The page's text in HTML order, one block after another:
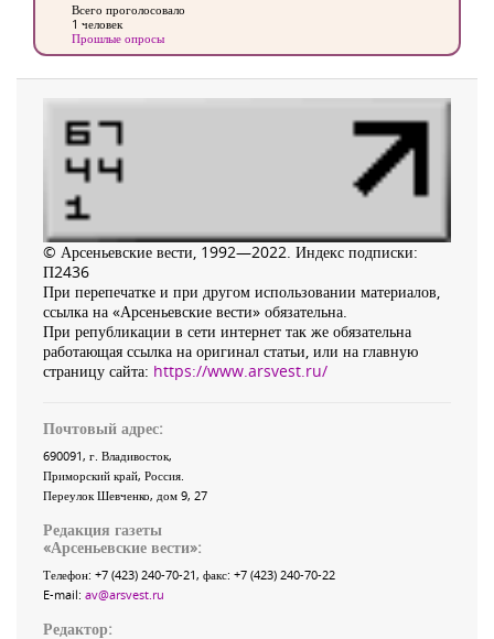
Всего проголосовало
1 человек
Прошлые опросы
© Арсеньевские вести, 1992—2022. Индекс подписки:
П2436
При перепечатке и при другом использовании материалов,
ссылка на «Арсеньевские вести» обязательна.
При републикации в сети интернет так же обязательна
работающая ссылка на оригинал статьи, или на главную
страницу сайта: https://www.arsvest.ru/
Почтовый адрес:
690091, г. Владивосток,
Приморский край, Россия
Переулок Шевченко, дом 9, 27
Редакция газеты
«Арсеньевские вести»:
Телефон: +7 (423) 240-70-21, факс: +7 (423) 240-70-22
E-mail: av@arsvest.ru
Редактор: